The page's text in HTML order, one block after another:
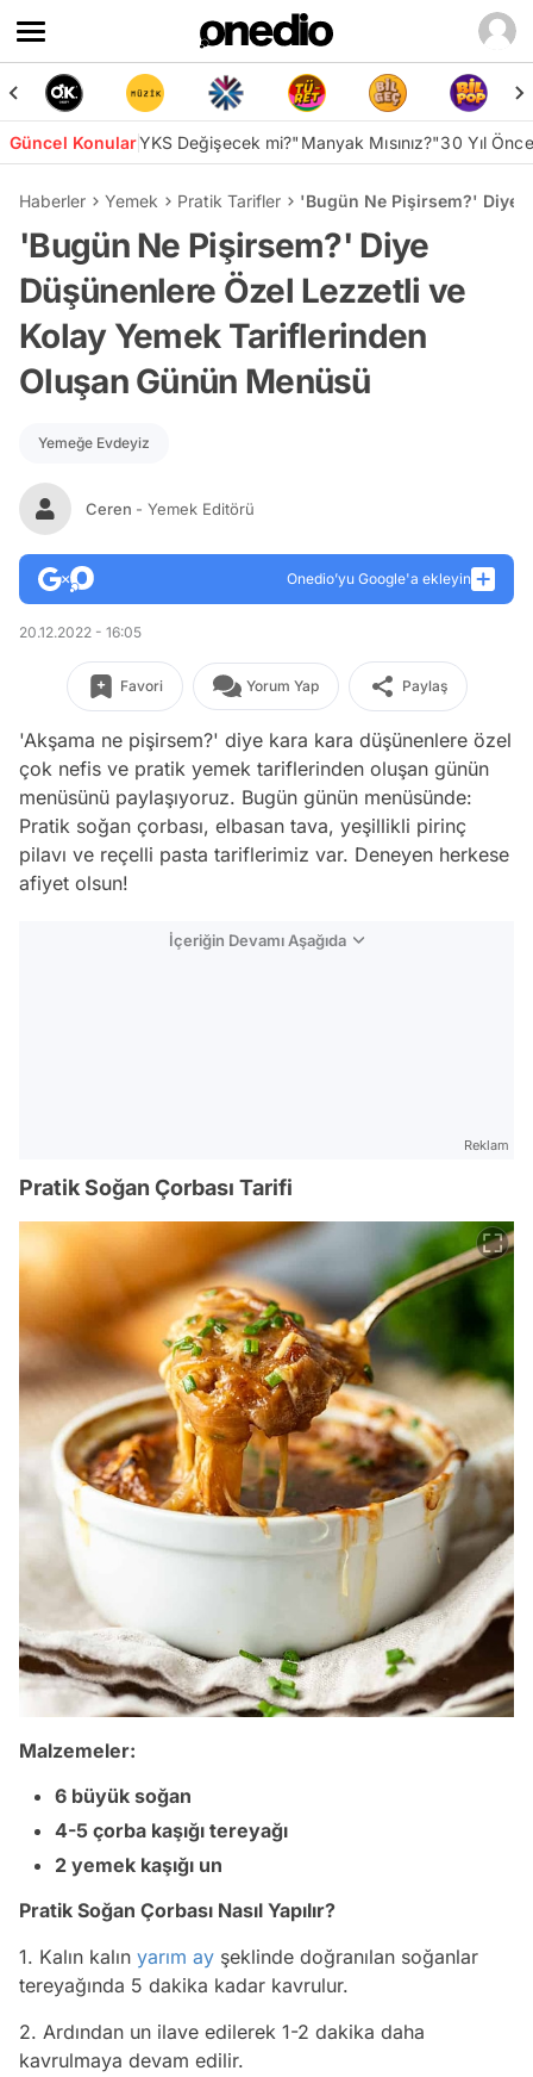
Güncel KonularYKS Değişecek mi?"Manyak Mısınız?"30 Yıl
Haberler Yemek Pratik Tarifler 'Bugün Ne Pişirsem?' Diye
'Bugün Ne Pişirsem?' Diye
Düşünenlere Özel Lezzetli ve
Kolay Yemek Tariflerinden
Oluşan Günün Menüsü
Yemeğe Evdeyiz
Ceren - Yemek Editörü
Onedio’yu Google'a ekleyin
20.12.2022 - 16:05
Favori Yorum Yap Paylaş
'Akşama ne pişirsem?' diye kara kara düşünenlere özel
çok nefis ve pratik yemek tariflerinden oluşan günün
menüsünü paylaşıyoruz. Bugün günün menüsünde:
Pratik soğan çorbası, elbasan tava, yeşillikli pirinç
pilavı ve reçelli pasta tariflerimiz var. Deneyen herkese
afiyet olsun!
İçeriğin Devamı Aşağıda
Reklam
Pratik Soğan Çorbası Tarifi
Malzemeler:
6 büyük soğan
4-5 çorba kaşığı tereyağı
2 yemek kaşığı un
Pratik Soğan Çorbası Nasıl Yapılır?
1. Kalın kalın yarım ay şeklinde doğranılan soğanlar
tereyağında 5 dakika kadar kavrulur.
2. Ardından un ilave edilerek 1-2 dakika daha
kavrulmaya devam edilir.